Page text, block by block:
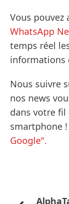
Vous pouvez
WhatsApp
temps réel
informations
Nous suivre
nos news
dans votre fil
smartphone !
Google".